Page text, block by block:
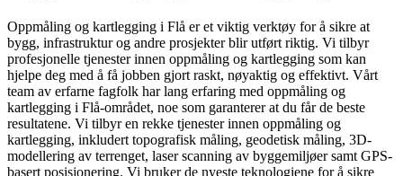
Oppmåling og kartlegging i Flå er et viktig verktøy for å sikre at
bygg, infrastruktur og andre prosjekter blir utført riktig. Vi tilbyr
profesjonelle tjenester innen oppmåling og kartlegging som kan
hjelpe deg med å få jobben gjort raskt, nøyaktig og effektivt. Vårt
team av erfarne fagfolk har lang erfaring med oppmåling og
kartlegging i Flå-området, noe som garanterer at du får de beste
resultatene. Vi tilbyr en rekke tjenester innen oppmåling og
kartlegging, inkludert topografisk måling, geodetisk måling, 3D-
modellering av terrenget, laser scanning av byggemiljøer samt GPS-
basert posisjonering. Vi bruker de nyeste teknologiene for å sikre